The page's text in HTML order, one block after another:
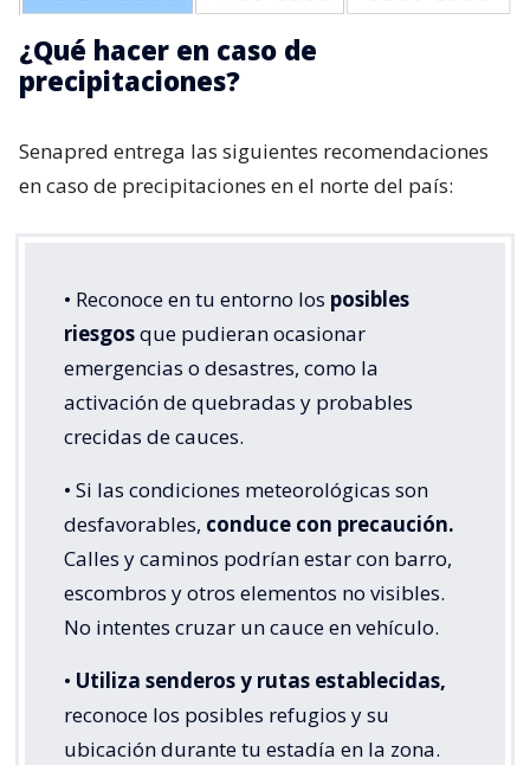
¿Qué hacer en caso de
precipitaciones?
Senapred entrega las siguientes recomendaciones
en caso de precipitaciones en el norte del país:
• Reconoce en tu entorno los posibles
riesgosque pudieran ocasionar
emergencias o desastres, como la
activación de quebradas y probables
crecidas de cauces.
• Si las condiciones meteorológicas son
desfavorables, conduce con precaución.
Calles y caminos podrían estar con barro,
escombros y otros elementos no visibles.
No intentes cruzar un cauce en vehículo.
• Utiliza senderos y rutas establecidas,
reconoce los posibles refugios y su
ubicación durante tu estadía en la zona.